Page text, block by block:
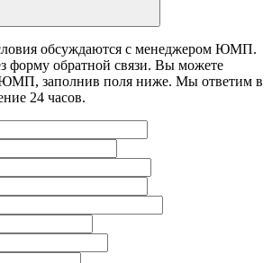
обсуждаются с менеджером ЮМП.
форму обратной связи. Вы можете
ЮМП, заполнив поля ниже. Mы ответим в
24 часов.